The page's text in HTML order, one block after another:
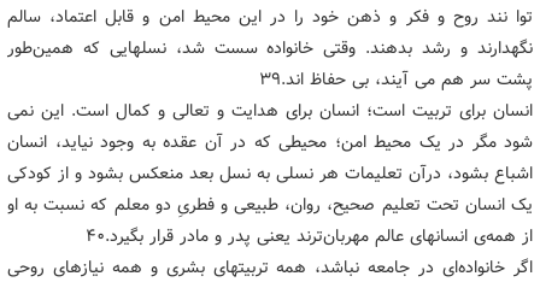
توا نند روح و فکر و ذهن خود را در این محیط امن و قابل اعتماد، سالم
نگهدارند و رشد بدهند. وقتی خانواده سست شد، نسلهایی که همین‌طور
پشت سر هم می آیند، بی حفاظ اند.۳۹
انسان برای تربیت است؛ انسان برای هدایت و تعالی و کمال است. این نمی
شود مگر در یک محیط امن؛ محیطی که در آن عقده به وجود نیاید، انسان
اشباع بشود، درآن تعلیمات هر نسلی به نسل بعد منعکس بشود و از کودکی
یک انسان تحت تعلیم صحیح، روان، طبیعی و فطریِ دو معلم که نسبت به او
از همه‌ی انسانهای عالم مهربان‌ترند یعنی پدر و مادر قرار بگیرد.۴۰
اگر خانواده‌ای در جامعه نباشد، همه تربیتهای بشری و همه نیازهای روحی